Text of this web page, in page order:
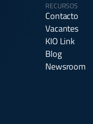
RECURSOS
Contacto
Vacantes
KIO Link
Blog
Newsroom